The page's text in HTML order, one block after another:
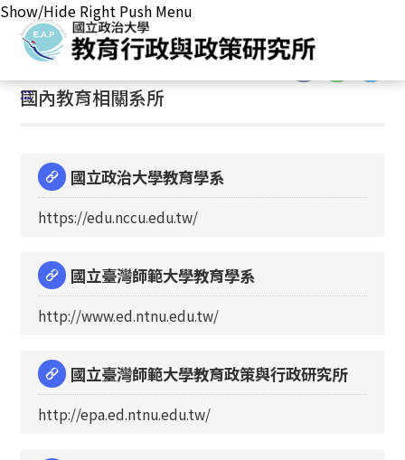
Show/Hide Right Push Menu
首頁/相關連結/相關連結/
:::
國內教育相關系所
國立政治大學教育學系
https://edu.nccu.edu.tw/
國立臺灣師範大學教育學系
http://www.ed.ntnu.edu.tw/
國立臺灣師範大學教育政策與行政研究所
http://epa.ed.ntnu.edu.tw/